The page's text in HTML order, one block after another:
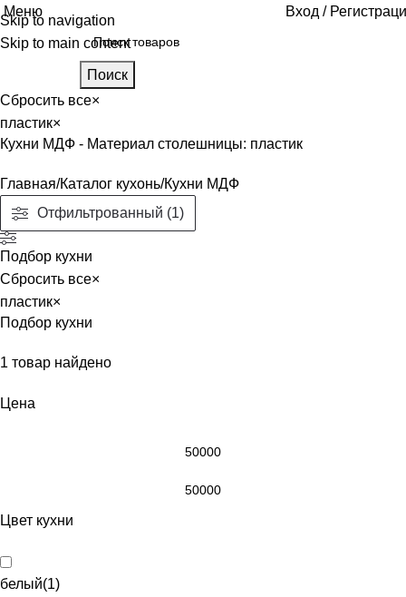
Skip to navigation
Skip to main content
Меню Вход /
Поиск
Сбросить все×
пластик×
Кухни МДФ - Материал столешницы: пластик
Главная Каталог кухонь Кухни МДФ
Отфильтрованный (1)
Подбор кухни
Сбросить все×
пластик×
Подбор кухни
1 товар найдено
Цена
Цвет кухни
белый(1)